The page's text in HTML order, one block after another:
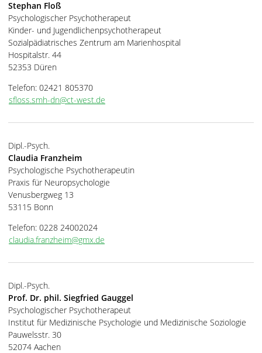
Stephan Floß
Psychologischer Psychotherapeut
Kinder- und Jugendlichenpsychotherapeut
Sozialpädiatrisches Zentrum am Marienhospital
Hospitalstr. 44
52353 Düren
Telefon: 02421 805370
sfloss.smh-dn@ct-west.de
Dipl.-Psych.
Claudia Franzheim
Psychologische Psychotherapeutin
Praxis für Neuropsychologie
Venusbergweg 13
53115 Bonn
Telefon: 0228 24002024
claudia.franzheim@gmx.de
Dipl.-Psych.
Prof. Dr. phil. Siegfried Gauggel
Psychologischer Psychotherapeut
Institut für Medizinische Psychologie und Medizinische Soziologie
Pauwelsstr. 30
52074 Aachen